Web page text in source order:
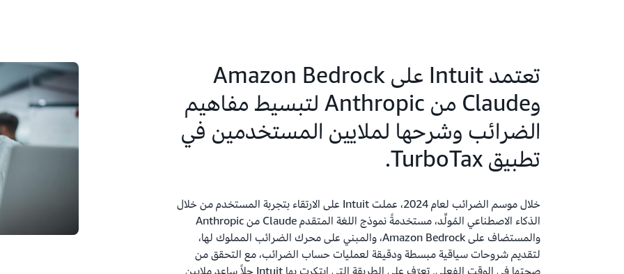
تعتمد Intuit على Amazon Bedrock
وClaude من Anthropic لتبسيط مفاهيم
الضرائب وشرحها لملايين المستخدمين في
تطبيق TurboTax.
خلال موسم الضرائب لعام 2024، عملت Intuit على الارتقاء بتجربة المستخدم من خلال
الذكاء الاصطناعي المُولِّد، مستخدمةً نموذج اللغة المتقدم Claude من Anthropic
والمستضاف على Amazon Bedrock، والمبني على محرك الضرائب المملوك لها،
لتقديم شروحات سياقية مبسطة ودقيقة لعمليات حساب الضرائب، مع التحقق من